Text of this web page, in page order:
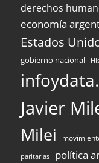
derechos
economía
Estados
gobierno nacional
Javier
Milei
paritarias política